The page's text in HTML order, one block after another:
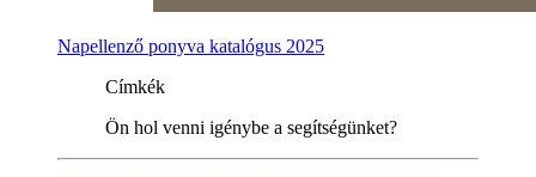
Napellenző ponyva katalógus 2025
Címkék
Ön hol venni igénybe a segítségünket?